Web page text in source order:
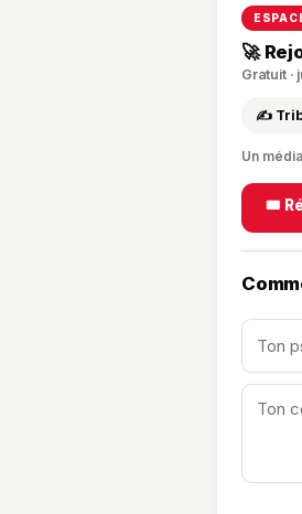
🚀
Gratuit ·
✍️
Un
🎟️